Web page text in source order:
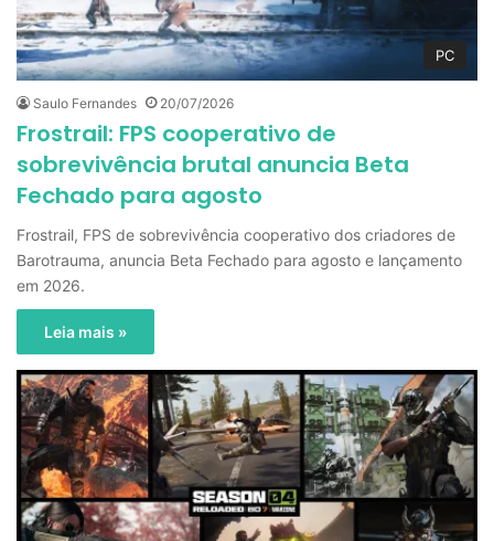
PC
Saulo Fernandes 20/07/2026
Frostrail: FPS cooperativo de
sobrevivência brutal anuncia Beta
Fechado para agosto
Frostrail, FPS de sobrevivência cooperativo dos criadores de
Barotrauma, anuncia Beta Fechado para agosto e lançamento
em 2026.
Leia mais »